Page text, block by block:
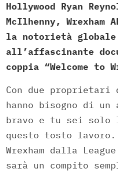
Hollywood Ryan
McIlhenny, Wrexham
la notorietà
all’affascinante
coppia “Welcome to
Con due proprietari
hanno bisogno di un
bravo e tu sei solo
questo tosto
Wrexham dalla
sarà un compito